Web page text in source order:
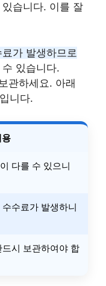
습니다. 이를 잘
가 발생하므로
있습니다.
관하세요. 아래
니다.
용
다를 수 있으니
수료가 발생하니
시 보관하여야 합